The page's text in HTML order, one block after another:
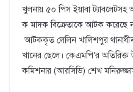
খুলনায় ৫০ পিস ইয়াবা
ক মাদক বিক্রেতাকে আটক করেছে
আটককৃত লেলিন খালিশপুর
খানের ছেলে। কেএমপি’র অতিরিক্ত
কমিশনার (আরসিডি) শেখ